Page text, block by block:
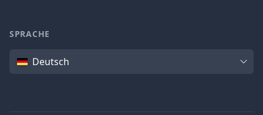
SPRACHE
SpracheDeutsch